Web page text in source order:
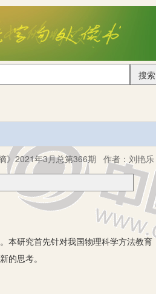
搜索
》2021年3月总第366期 作者： 刘艳乐
研究首先针对我国物理科学方法教育
的思考。